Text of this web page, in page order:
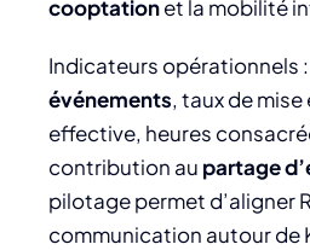
cooptationet la mobilité
Indicateurs opérationnels
événements, taux de
effective, heures
contribution au partage
pilotage permet d’aligner
communication autour de